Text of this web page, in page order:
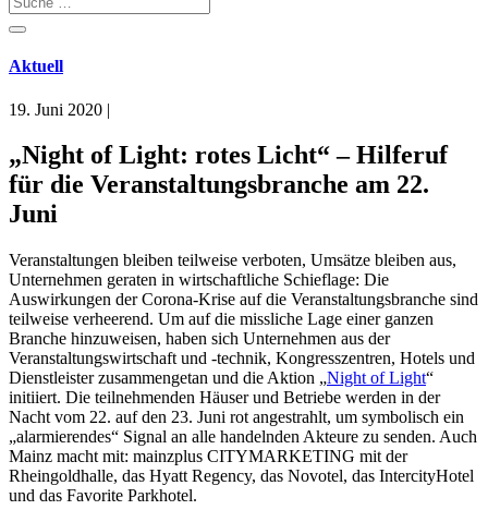
Aktuell
19. Juni 2020 |
„Night of Light: rotes Licht“ – Hilferuf
für die Veranstaltungsbranche am 22.
Juni
Veranstaltungen bleiben teilweise verboten, Umsätze bleiben aus,
Unternehmen geraten in wirtschaftliche Schieflage: Die
Auswirkungen der Corona-Krise auf die Veranstaltungsbranche sind
teilweise verheerend. Um auf die missliche Lage einer ganzen
Branche hinzuweisen, haben sich Unternehmen aus der
Veranstaltungswirtschaft und -technik, Kongresszentren, Hotels und
Dienstleister zusammengetan und die Aktion „Night of Light“
initiiert. Die teilnehmenden Häuser und Betriebe werden in der
Nacht vom 22. auf den 23. Juni rot angestrahlt, um symbolisch ein
„alarmierendes“ Signal an alle handelnden Akteure zu senden. Auch
Mainz macht mit: mainzplus CITYMARKETING mit der
Rheingoldhalle, das Hyatt Regency, das Novotel, das IntercityHotel
und das Favorite Parkhotel.